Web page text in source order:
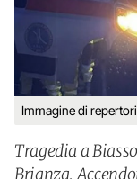
Immagine di
Tragedia a
Brianza.